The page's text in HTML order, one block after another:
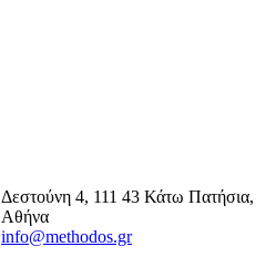
Δεστούνη 4, 111 43 Κάτω Πατήσια,
Αθήνα
info@methodos.gr